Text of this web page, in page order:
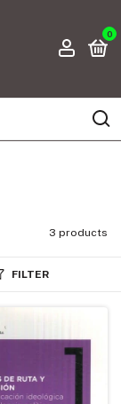
0
3 products
FILTER